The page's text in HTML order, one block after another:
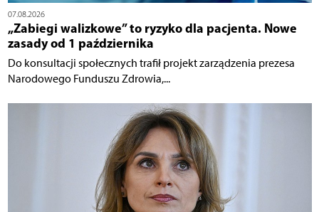
07.08.2026
„Zabiegi walizkowe” to ryzyko dla pacjenta. Nowe
zasady od 1 października
Do konsultacji społecznych trafił projekt zarządzenia prezesa
Narodowego Funduszu Zdrowia,...